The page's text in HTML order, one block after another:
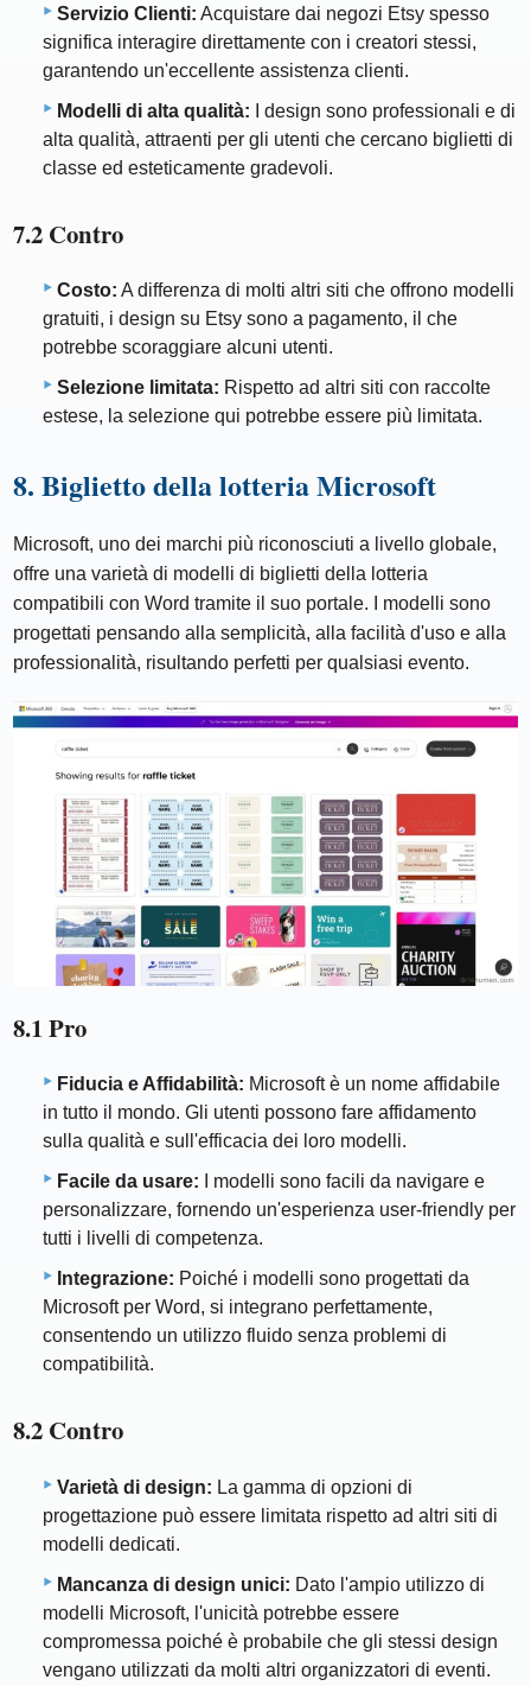
Servizio Clienti: Acquistare dai negozi Etsy spesso
significa interagire direttamente con i creatori stessi,
garantendo un'eccellente assistenza clienti.
Modelli di alta qualità: I design sono professionali e di
alta qualità, attraenti per gli utenti che cercano biglietti di
classe ed esteticamente gradevoli.
7.2 Contro
Costo: A differenza di molti altri siti che offrono modelli
gratuiti, i design su Etsy sono a pagamento, il che
potrebbe scoraggiare alcuni utenti.
Selezione limitata: Rispetto ad altri siti con raccolte
estese, la selezione qui potrebbe essere più limitata.
8. Biglietto della lotteria Microsoft
Microsoft, uno dei marchi più riconosciuti a livello globale,
offre una varietà di modelli di biglietti della lotteria
compatibili con Word tramite il suo portale. I modelli sono
progettati pensando alla semplicità, alla facilità d'uso e alla
professionalità, risultando perfetti per qualsiasi evento.
8.1 Pro
Fiducia e Affidabilità: Microsoft è un nome affidabile
in tutto il mondo. Gli utenti possono fare affidamento
sulla qualità e sull'efficacia dei loro modelli.
Facile da usare: I modelli sono facili da navigare e
personalizzare, fornendo un'esperienza user-friendly per
tutti i livelli di competenza.
Integrazione: Poiché i modelli sono progettati da
Microsoft per Word, si integrano perfettamente,
consentendo un utilizzo fluido senza problemi di
compatibilità.
8.2 Contro
Varietà di design: La gamma di opzioni di
progettazione può essere limitata rispetto ad altri siti di
modelli dedicati.
Mancanza di design unici: Dato l'ampio utilizzo di
modelli Microsoft, l'unicità potrebbe essere
compromessa poiché è probabile che gli stessi design
vengano utilizzati da molti altri organizzatori di eventi.